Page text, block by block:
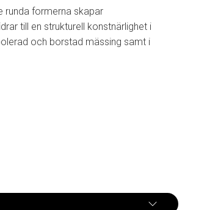
runda formerna skapar
till en strukturell konstnärlighet i
och borstad mässing samt i